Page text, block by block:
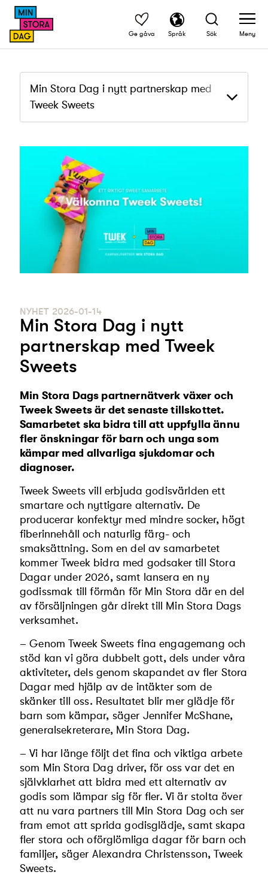
Ge gåva Språk Sök Meny
Min Stora Dag i nytt partnerskap med
Tweek Sweets
NYHET 2026-01-14
Min Stora Dag i nytt
partnerskap med Tweek
Sweets
Min Stora Dags partnernätverk växer och
Tweek Sweets är det senaste tillskottet.
Samarbetet ska bidra till att uppfylla ännu
fler önskningar för barn och unga som
kämpar med allvarliga sjukdomar och
diagnoser.
Tweek Sweets vill erbjuda godisvärlden ett
smartare och nyttigare alternativ. De
producerar konfektyr med mindre socker, högt
fiberinnehåll och naturlig färg- och
smaksättning. Som en del av samarbetet
kommer Tweek bidra med godsaker till Stora
Dagar under 2026, samt lansera en ny
godissmak till förmån för Min Stora där en del
av försäljningen går direkt till Min Stora Dags
verksamhet.
– Genom Tweek Sweets fina engagemang och
stöd kan vi göra dubbelt gott, dels under våra
aktiviteter, dels genom skapandet av fler Stora
Dagar med hjälp av de intäkter som de
skänker till oss. Resultatet blir mer glädje för
barn som kämpar, säger Jennifer McShane,
generalsekreterare, Min Stora Dag.
– Vi har länge följt det fina och viktiga arbete
som Min Stora Dag driver, för oss var det en
självklarhet att bidra med ett alternativ av
godis som lämpar sig för fler. Vi är stolta över
att nu vara partners till Min Stora Dag och ser
fram emot att sprida godisglädje, samt skapa
fler stora och oförglömliga dagar för barn och
familjer, säger Alexandra Christensson, Tweek
Sweets.